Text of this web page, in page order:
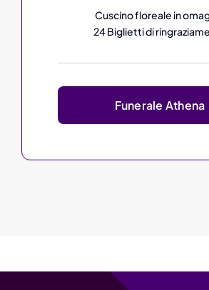
Cuscino floreale in
24 Biglietti di
Funerale Athena